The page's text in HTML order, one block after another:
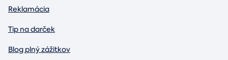
Reklamácia
Tip na darček
Blog plný zážitkov